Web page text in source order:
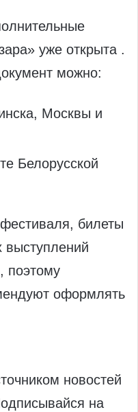
уже открыта .
можно:
Москвы и
Белорусской
билеты
выступлений
поэтому
оформлять
новостей
на